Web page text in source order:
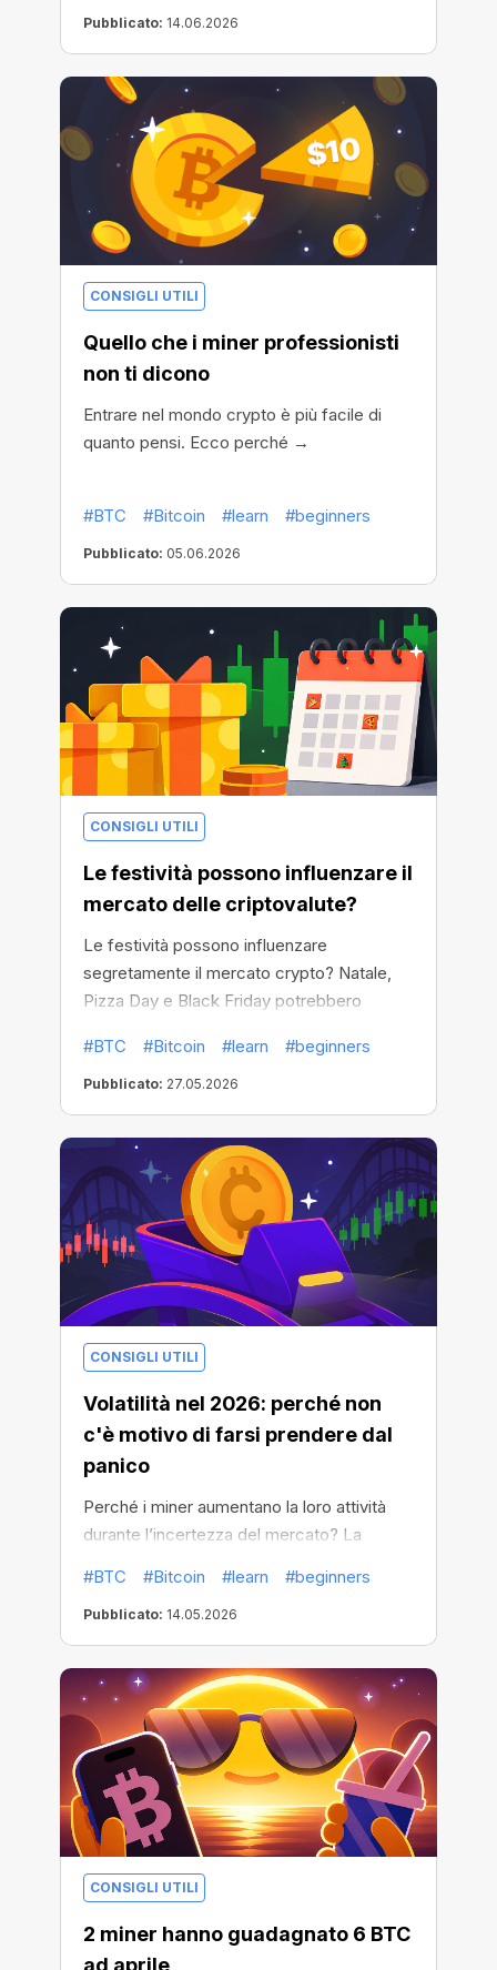
Pubblicato: 14.06.2026
CONSIGLI UTILI
Quello che i miner professionisti
non ti dicono
Entrare nel mondo crypto è più facile di
quanto pensi. Ecco perché →
#BTC #Bitcoin #learn #beginners
Pubblicato: 05.06.2026
CONSIGLI UTILI
Le festività possono influenzare il
mercato delle criptovalute?
Le festività possono influenzare
segretamente il mercato crypto? Natale,
Pizza Day e Black Friday potrebbero
#BTC
#Bitcoin #learn #beginners
Pubblicato: 27.05.2026
CONSIGLI UTILI
Volatilità nel 2026: perché non
c'è motivo di farsi prendere dal
panico
Perché i miner aumentano la loro attività
durante l’incertezza del mercato? La
di Bitcoin.
#BTC #Bitcoin #learn #beginners
Pubblicato: 14.05.2026
CONSIGLI UTILI
2 miner hanno guadagnato 6 BTC
ad aprile